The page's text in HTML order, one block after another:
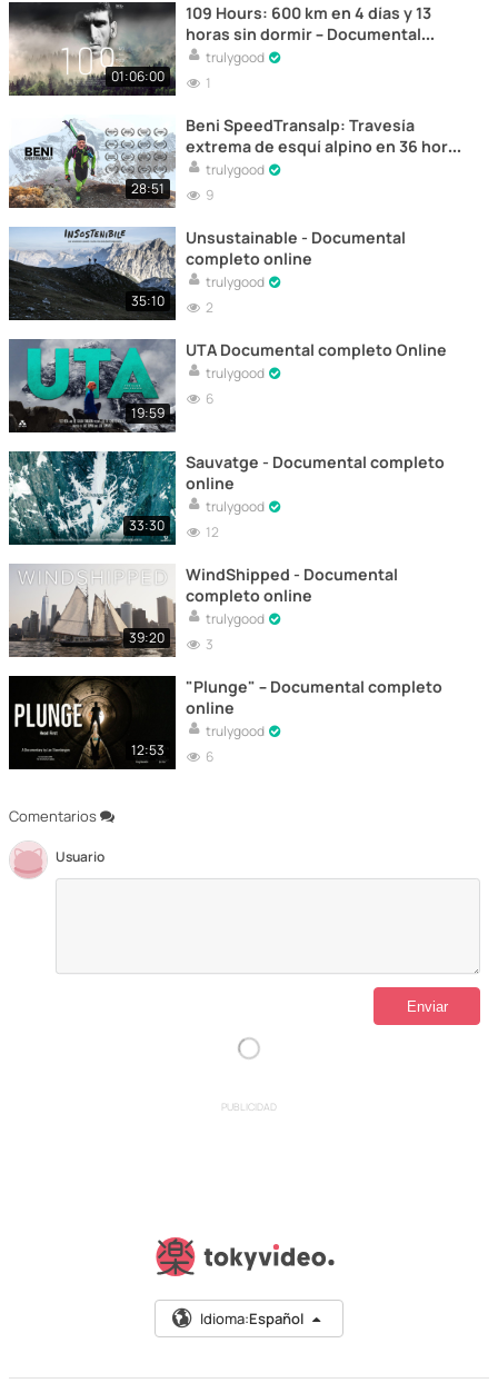
Comentarios
Usuario
01:06:00
109 Hours: 600 km en 4 días y 13
horas sin dormir – Documental
completo online
trulygood
1
28:51
Beni SpeedTransalp: Travesía
extrema de esquí alpino en 36 horas
- Documental completo online
trulygood
9
35:10
Unsustainable - Documental
completo online
trulygood
2
19:59
UTA Documental completo Online
trulygood
6
33:30
Sauvatge - Documental completo
online
trulygood
12
39:20
WindShipped - Documental
completo online
trulygood
3
12:53
"Plunge" – Documental completo
online
trulygood
6
PUBLICIDAD
Idioma:Español